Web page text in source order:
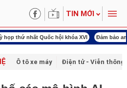
TIN MỚI
họp thứ nhất Quốc hội khóa XVI Đảm bảo
Ô tô xe máy Điện tử - Viễn thông